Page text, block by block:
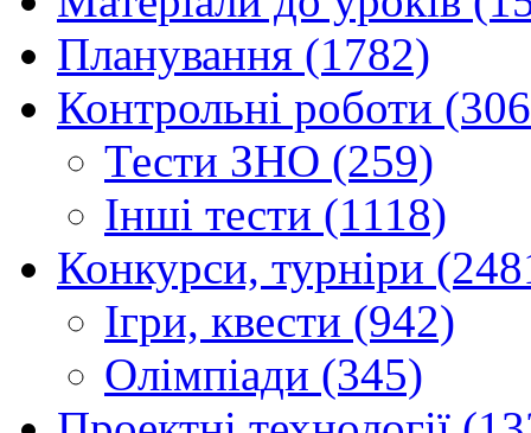
Планування (1782)
Контрольні роботи
Тести ЗНО (259)
Інші тести (1118)
Конкурси, турніри
Ігри, квести (942)
Олімпіади (345)